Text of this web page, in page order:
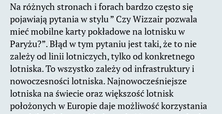
Na różnych stronach i forach bardzo często się
pojawiają pytania w stylu ” Czy Wizzair pozwala
mieć mobilne karty pokładowe na lotnisku w
Paryżu?”. Błąd w tym pytaniu jest taki, że to nie
zależy od linii lotniczych, tylko od konkretnego
lotniska. To wszystko zależy od infrastruktury i
nowoczesności lotniska. Najnowocześniejsze
lotniska na świecie oraz większość lotnisk
położonych w Europie daje możliwość korzystania